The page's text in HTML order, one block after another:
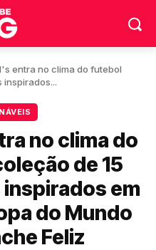
entra no clima do futebol
inspirados...
no clima do
de 15
em
do Mundo
Feliz